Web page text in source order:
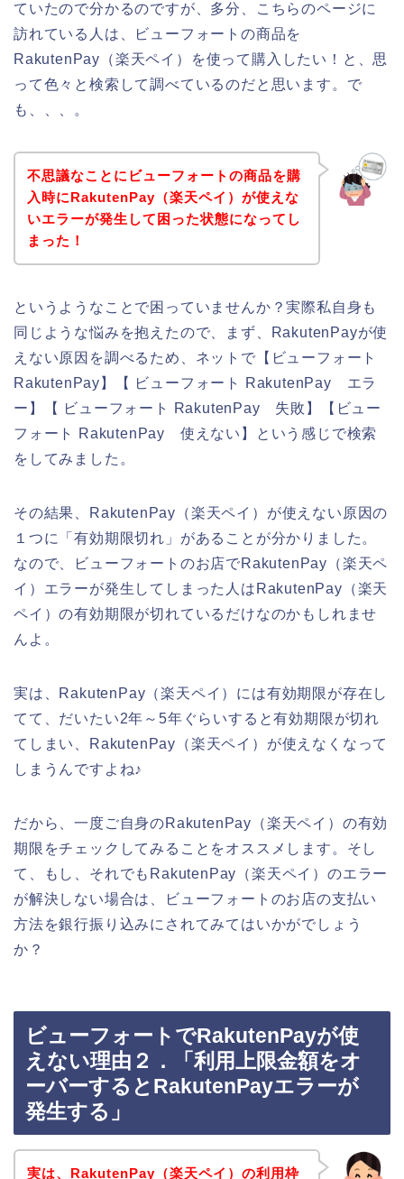
ていたので分かるのですが、多分、こちらのページに
訪れている人は、ビューフォートの商品を
RakutenPay（楽天ペイ）を使って購入したい！と、思
って色々と検索して調べているのだと思います。で
も、、、。
不思議なことにビューフォートの商品を購
入時にRakutenPay（楽天ペイ）が使えな
いエラーが発生して困った状態になってし
まった！
というようなことで困っていませんか？実際私自身も
同じような悩みを抱えたので、まず、RakutenPayが使
えない原因を調べるため、ネットで【ビューフォート
RakutenPay】【 ビューフォート RakutenPay エラ
ー】【 ビューフォート RakutenPay 失敗】【ビュー
フォート RakutenPay 使えない】という感じで検索
をしてみました。
その結果、RakutenPay（楽天ペイ）が使えない原因の
１つに「有効期限切れ」があることが分かりました。
なので、ビューフォートのお店でRakutenPay（楽天ペ
イ）エラーが発生してしまった人はRakutenPay（楽天
ペイ）の有効期限が切れているだけなのかもしれませ
んよ。
実は、RakutenPay（楽天ペイ）には有効期限が存在し
てて、だいたい2年～5年ぐらいすると有効期限が切れ
てしまい、RakutenPay（楽天ペイ）が使えなくなって
しまうんですよね♪
だから、一度ご自身のRakutenPay（楽天ペイ）の有効
期限をチェックしてみることをオススメします。そし
て、もし、それでもRakutenPay（楽天ペイ）のエラー
が解決しない場合は、ビューフォートのお店の支払い
方法を銀行振り込みにされてみてはいかがでしょう
か？
ビューフォートでRakutenPayが使
えない理由２．「利用上限金額をオ
ーバーするとRakutenPayエラーが
発生する」
実は、RakutenPay（楽天ペイ）の利用枠